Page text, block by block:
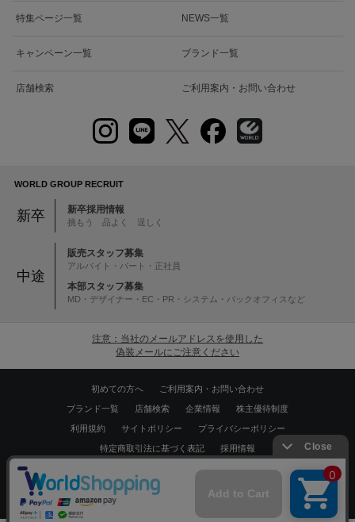
特集ページ一覧 NEWS一覧
キャンペーン一覧 ブランド一覧
店舗検索 ご利用案内・お問い合わせ
WORLD GROUP RECRUIT
新卒 新卒採用情報
挑もう 品よく 逞しく
中途
販売スタッフ募集
アルバイト・パート・正社員
本部スタッフ募集
MD・デザイナー・EC・PR・システム・バックオフィスなど
注意：当社のメールアドレスを使用した
偽装メールにご注意ください
初めての方へ ご利用案内・お問い合わせ
ブランド一覧 店舗検索 企業情報 株主優待制度
利用規約 サイトポリシー プライバシーポリシー
特定商取引法に基づく表記 採用情報
Copyrights © WORLD CO.,LTD. All rights reserved.
スマートフォン ｜PC